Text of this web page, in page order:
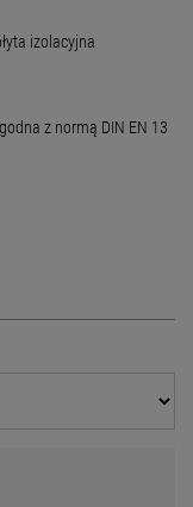
izolacyjna
z normą DIN EN 13